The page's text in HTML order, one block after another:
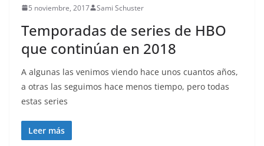
5 noviembre, 2017 Sami Schuster
Temporadas de series de HBO
que continúan en 2018
A algunas las venimos viendo hace unos cuantos años,
a otras las seguimos hace menos tiempo, pero todas
estas series
Leer más